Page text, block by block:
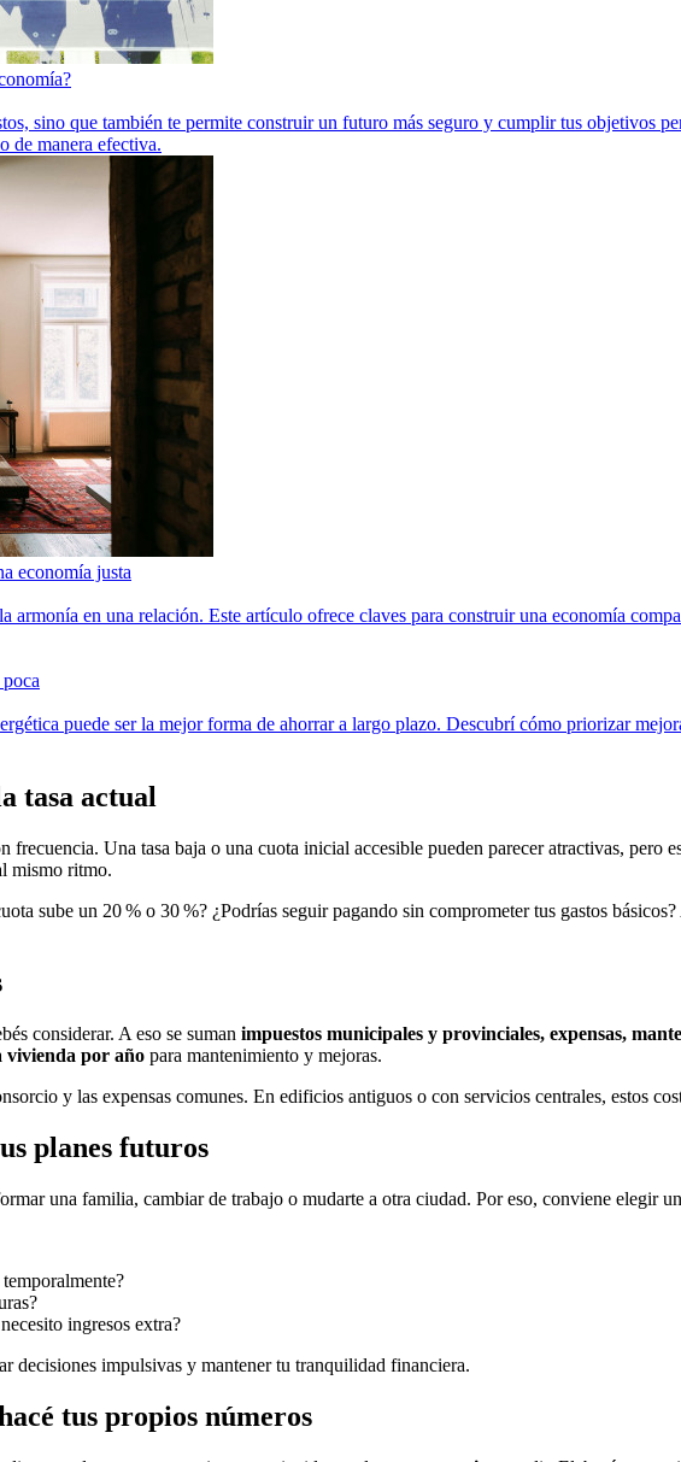
sino que también te permite construir un futuro más seguro y cumplir tus objetivos
de manera efectiva.
economía justa
armonía en una relación. Este artículo ofrece claves para construir una economía
puede ser la mejor forma de ahorrar a largo plazo. Descubrí cómo priorizar
tasa actual
frecuencia. Una tasa baja o una cuota inicial accesible pueden parecer atractivas, pero
mismo ritmo.
sube un 20 % o 30 %? ¿Podrías seguir pagando sin comprometer tus gastos
considerar. A eso se suman impuestos municipales y provinciales, expensas,
vivienda por año para mantenimiento y mejoras.
y las expensas comunes. En edificios antiguos o con servicios centrales, estos
planes futuros
una familia, cambiar de trabajo o mudarte a otra ciudad. Por eso, conviene elegir
ingresos extra?
decisiones impulsivas y mantener tu tranquilidad financiera.
tus propios números